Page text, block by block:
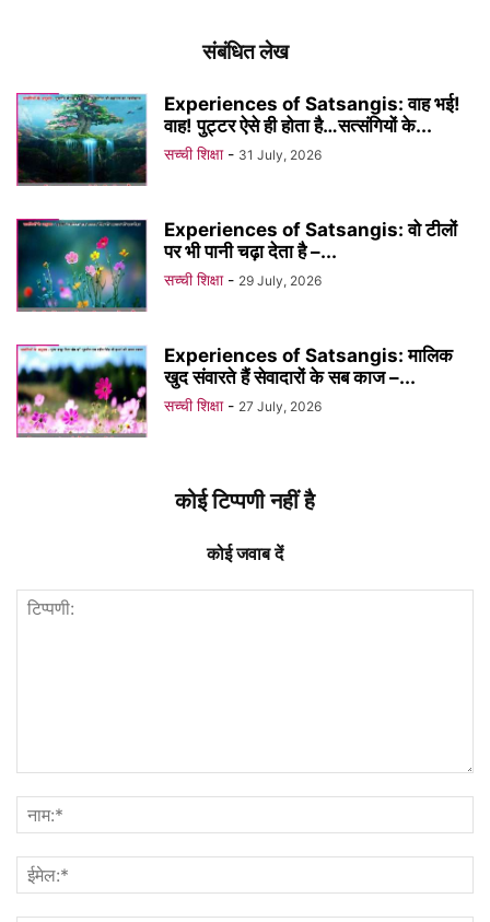
संबंधित लेख
Experiences of Satsangis: वाह भई!
वाह! पुट्टर ऐसे ही होता है…सत्संगियों के...
सच्ची शिक्षा - 31 July, 2026
Experiences of Satsangis: वो टीलों
पर भी पानी चढ़ा देता है –...
सच्ची शिक्षा - 29 July, 2026
Experiences of Satsangis: मालिक
खुद संवारते हैं सेवादारों के सब काज –...
सच्ची शिक्षा - 27 July, 2026
कोई टिप्पणी नहीं है
कोई जवाब दें